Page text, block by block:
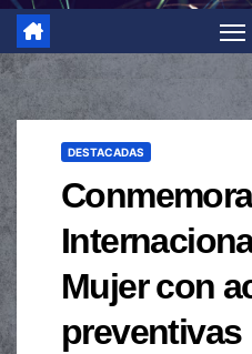
DESTACADAS
Mujer con
preventivas